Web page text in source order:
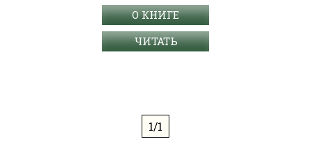
О КНИГЕ
ЧИТАТЬ
1/1